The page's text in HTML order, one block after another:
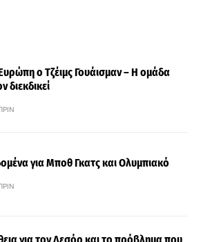
ο Τζέιμς Γουάισμαν – Η ομάδα
διεκδικεί
για Μποθ Γκατς και Ολυμπιακό